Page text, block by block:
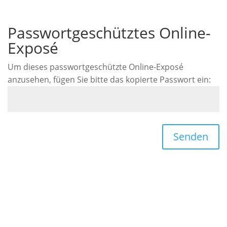
Passwortgeschütztes Online-
Exposé
Um dieses passwortgeschützte Online-Exposé
anzusehen, fügen Sie bitte das kopierte Passwort ein:
Senden